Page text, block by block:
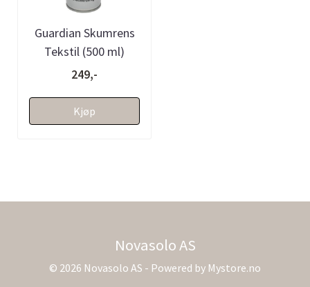
Guardian Skumrens
Tekstil (500 ml)
249,-
Kjøp
Novasolo AS
© 2026 Novasolo AS - Powered by Mystore.no